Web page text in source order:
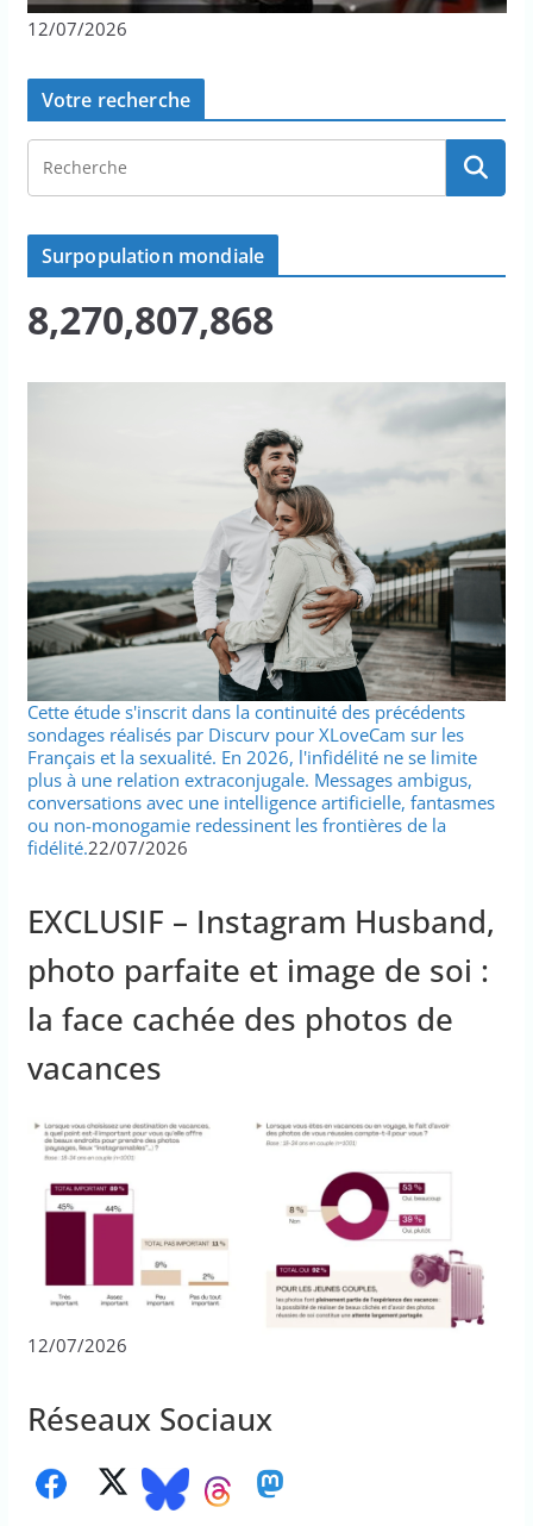
12/07/2026
Votre recherche
Surpopulation mondiale
8,270,807,868
Cette étude s'inscrit dans la continuité des précédents
sondages réalisés par Discurv pour XLoveCam sur les
Français et la sexualité. En 2026, l'infidélité ne se limite
plus à une relation extraconjugale. Messages ambigus,
conversations avec une intelligence artificielle, fantasmes
ou non-monogamie redessinent les frontières de la
fidélité.22/07/2026
EXCLUSIF – Instagram Husband,
photo parfaite et image de soi :
la face cachée des photos de
vacances
12/07/2026
Réseaux Sociaux